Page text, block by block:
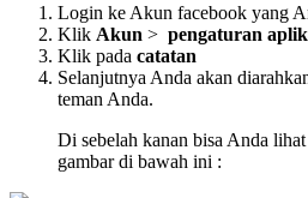
Login ke Akun facebook yang
Klik Akun > pengaturan
Klik pada catatan
Selanjutnya Anda akan
teman Anda.
Di sebelah kanan bisa Anda
gambar di bawah ini :